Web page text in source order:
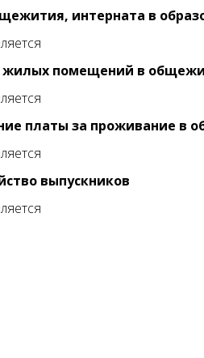
интерната в
жилых помещений в
платы за проживание в
выпускников